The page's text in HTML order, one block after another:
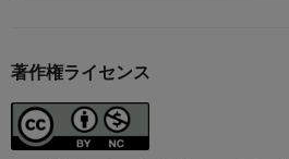
著作権ライセンス